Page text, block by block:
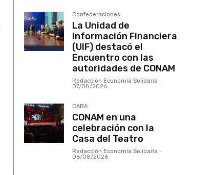
Confederaciones
La Unidad de
Información Financiera
(UIF) destacó el
Encuentro con las
autoridades de CONAM
Redacción Economía Solidaria -
07/08/2026
CABA
CONAM en una
celebración con la
Casa del Teatro
Redacción Economía Solidaria -
06/08/2026